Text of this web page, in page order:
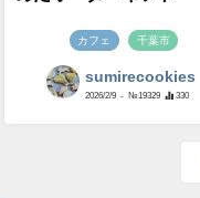
カフェ 千葉市
sumirecookies
2026/2/9 - №19329 330